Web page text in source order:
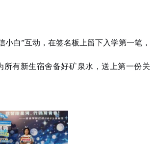
白”互动，在签名板上留下入学第一笔，
有新生宿舍备好矿泉水，送上第一份关